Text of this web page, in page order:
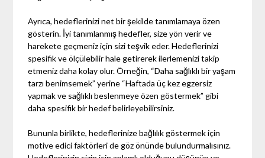
Ayrıca, hedeflerinizi net bir şekilde tanımlamaya özen
gösterin. İyi tanımlanmış hedefler, size yön verir ve
harekete geçmeniz için sizi teşvik eder. Hedeflerinizi
spesifik ve ölçülebilir hale getirerek ilerlemenizi takip
etmeniz daha kolay olur. Örneğin, “Daha sağlıklı bir yaşam
tarzı benimsemek” yerine “Haftada üç kez egzersiz
yapmak ve sağlıklı beslenmeye özen göstermek” gibi
daha spesifik bir hedef belirleyebilirsiniz.
Bununla birlikte, hedeflerinize bağlılık göstermek için
motive edici faktörleri de göz önünde bulundurmalısınız.